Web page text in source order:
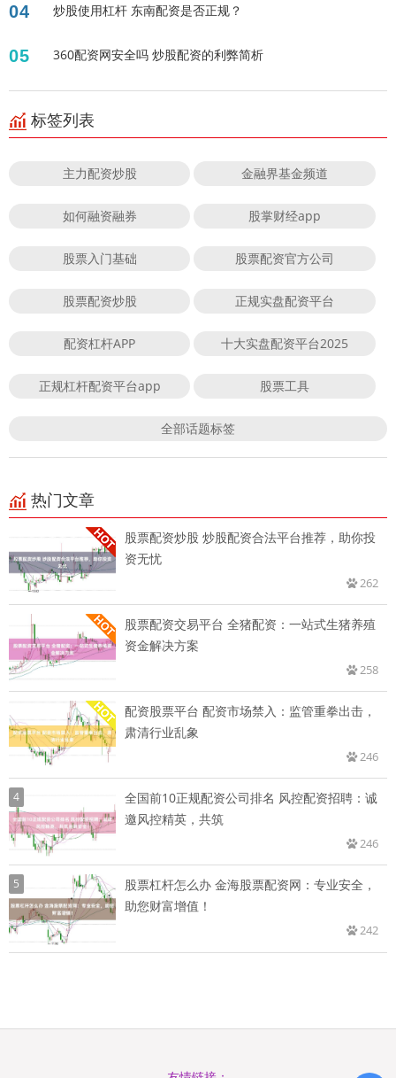
04 炒股使用杠杆 东南配资是否正规？
05 360配资网安全吗 炒股配资的利弊简析
标签列表
主力配资炒股 金融界基金频道
如何融资融券 股掌财经app
股票入门基础 股票配资官方公司
股票配资炒股 正规实盘配资平台
配资杠杆APP 十大实盘配资平台2025
正规杠杆配资平台app 股票工具
全部话题标签
热门文章
股票配资炒股 炒股配资合法平台推荐，助你投
资无忧
262
股票配资交易平台 全猪配资：一站式生猪养殖
资金解决方案
258
配资股票平台 配资市场禁入：监管重拳出击，
肃清行业乱象
246
4
全国前10正规配资公司排名 风控配资招聘：诚
邀风控精英，共筑
246
5
股票杠杆怎么办 金海股票配资网：专业安全，
助您财富增值！
242